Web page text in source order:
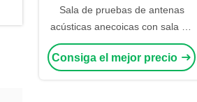
Sala de pruebas de antenas
acústicas anecoicas con sala de
blindaje de RF absorbente de RF
Consiga el mejor precio